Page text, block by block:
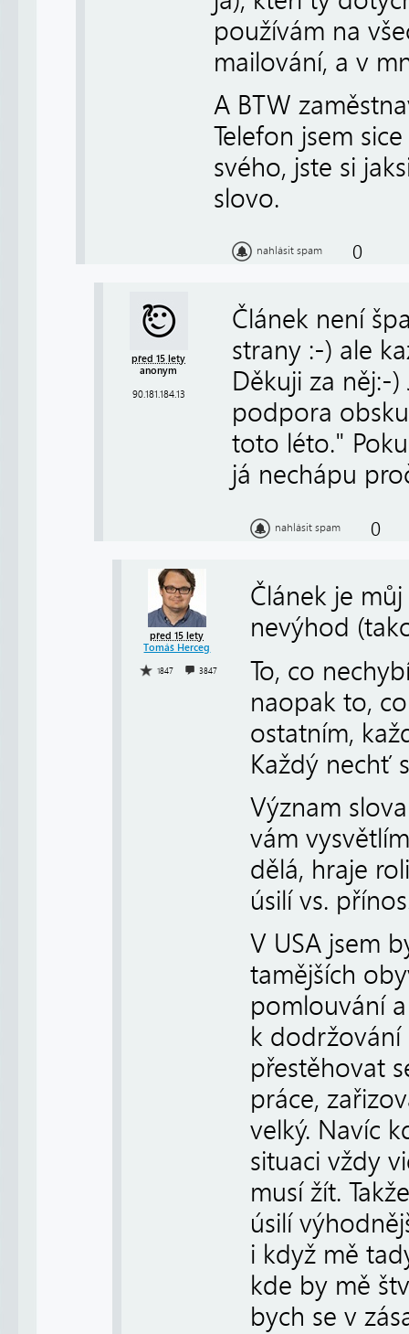
používám na
mailování, a v
A BTW
Telefon jsem
svého, jste si
slovo.
nahlásit spam 0
před 15 lety
anonym
90.181.184.13
Článek není
strany :-) ale
Děkuji za něj:-
podpora
toto léto."
já nechápu
nahlásit spam 0
před 15 lety
Tomáš Herceg
1847 3847
Článek je
nevýhod
To, co
naopak to,
ostatním,
Každý nechť
Význam
vám
dělá, hraje
úsilí vs.
V USA jsem
tamějších
pomlouvání
k dodržování
přestěhovat
práce,
velký. Navíc
situaci vždy
musí žít.
úsilí
i když mě
kde by mě
bych se v